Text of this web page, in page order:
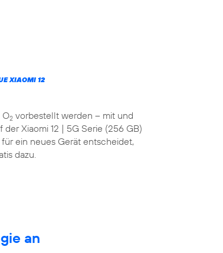
XIAOMI 12
O2 vorbestellt werden – mit und
Xiaomi 12 | 5G Serie (256 GB)
ein neues Gerät entscheidet,
dazu.
an